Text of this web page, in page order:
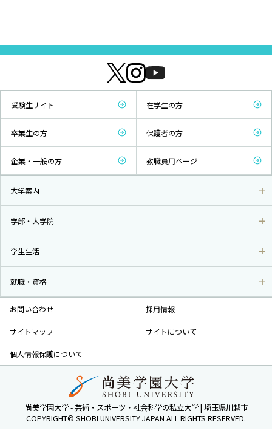
受験生サイト 在学生の方
卒業生の方 保護者の方
企業・一般の方 教職員用ページ
大学案内
学部・大学院
学生生活
就職・資格
お問い合わせ 採用情報
サイトマップ サイトについて
個人情報保護について
尚美学園大学 - 芸術・スポーツ・社会科学の私立大学 | 埼玉県川越市
COPYRIGHT© SHOBI UNIVERSITY JAPAN ALL RIGHTS RESERVED.